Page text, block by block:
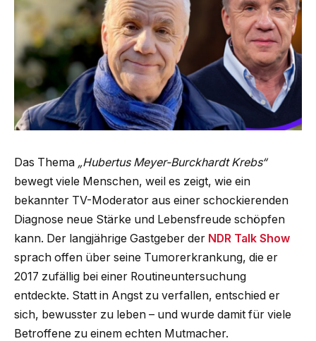
Das Thema „Hubertus Meyer-Burckhardt Krebs“
bewegt viele Menschen, weil es zeigt, wie ein
bekannter TV-Moderator aus einer schockierenden
Diagnose neue Stärke und Lebensfreude schöpfen
kann. Der langjährige Gastgeber der NDR Talk Show
sprach offen über seine Tumorerkrankung, die er
2017 zufällig bei einer Routineuntersuchung
entdeckte. Statt in Angst zu verfallen, entschied er
sich, bewusster zu leben – und wurde damit für viele
Betroffene zu einem echten Mutmacher.